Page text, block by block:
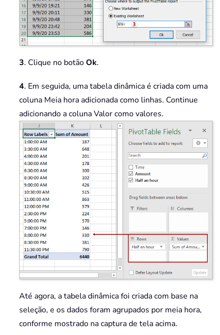
3. Clique no botãoOk.
4. Em seguida, uma tabela dinâmica é criada com uma
coluna Meia hora adicionada como linhas. Continue
adicionando a coluna Valor como valores.
Até agora, a tabela dinâmica foi criada com base na
seleção, e os dados foram agrupados por meia hora,
conforme mostrado na captura de tela acima.